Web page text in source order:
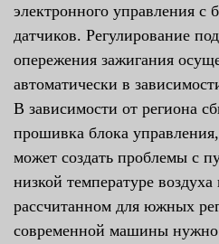
электронного управления с
датчиков. Регулирование
опережения зажигания
автоматически в
В зависимости от региона
прошивка блока
может создать проблемы с
низкой температуре
рассчитанном для южных
современной машины нужно